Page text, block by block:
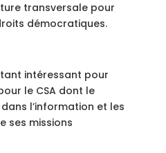
transversale pour
démocratiques.
intéressant pour
le CSA dont le
l’information et les
ses missions